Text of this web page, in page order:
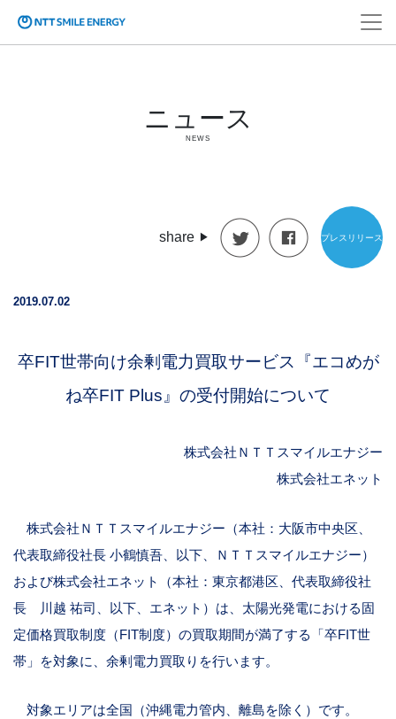
ニュース
NEWS
share プレスリリース
2019.07.02
卒FIT世帯向け余剰電力買取サービス『エコめが
ね卒FIT Plus』の受付開始について
株式会社ＮＴＴスマイルエナジー
株式会社エネット
株式会社ＮＴＴスマイルエナジー（本社：大阪市中央区、
代表取締役社長 小鶴慎吾、以下、ＮＴＴスマイルエナジー）
および株式会社エネット（本社：東京都港区、代表取締役社
長 川越 祐司、以下、エネット）は、太陽光発電における固
定価格買取制度（FIT制度）の買取期間が満了する「卒FIT世
帯」を対象に、余剰電力買取りを行います。
対象エリアは全国（沖縄電力管内、離島を除く）です。